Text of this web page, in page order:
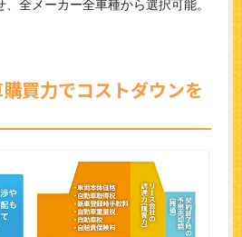
全メーカー全車種から選択可能。
買力でコストダウンを